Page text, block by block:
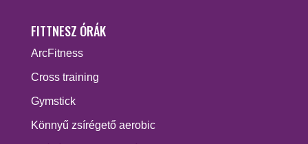
FITTNESZ ÓRÁK
ArcFitness
Cross training
Gymstick
Könnyű zsírégető aerobic